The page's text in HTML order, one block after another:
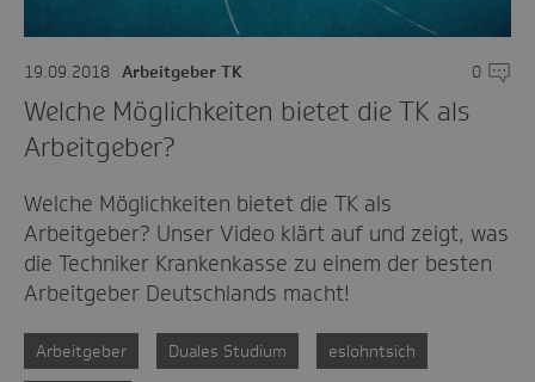
19.09.2018 Arbeitgeber TK 0
Welche Möglichkeiten bietet die TK als
Arbeitgeber?
Welche Möglichkeiten bietet die TK als
Arbeitgeber? Unser Video klärt auf und zeigt, was
die Techniker Krankenkasse zu einem der besten
Arbeitgeber Deutschlands macht!
Arbeitgeber Duales Studium eslohntsich